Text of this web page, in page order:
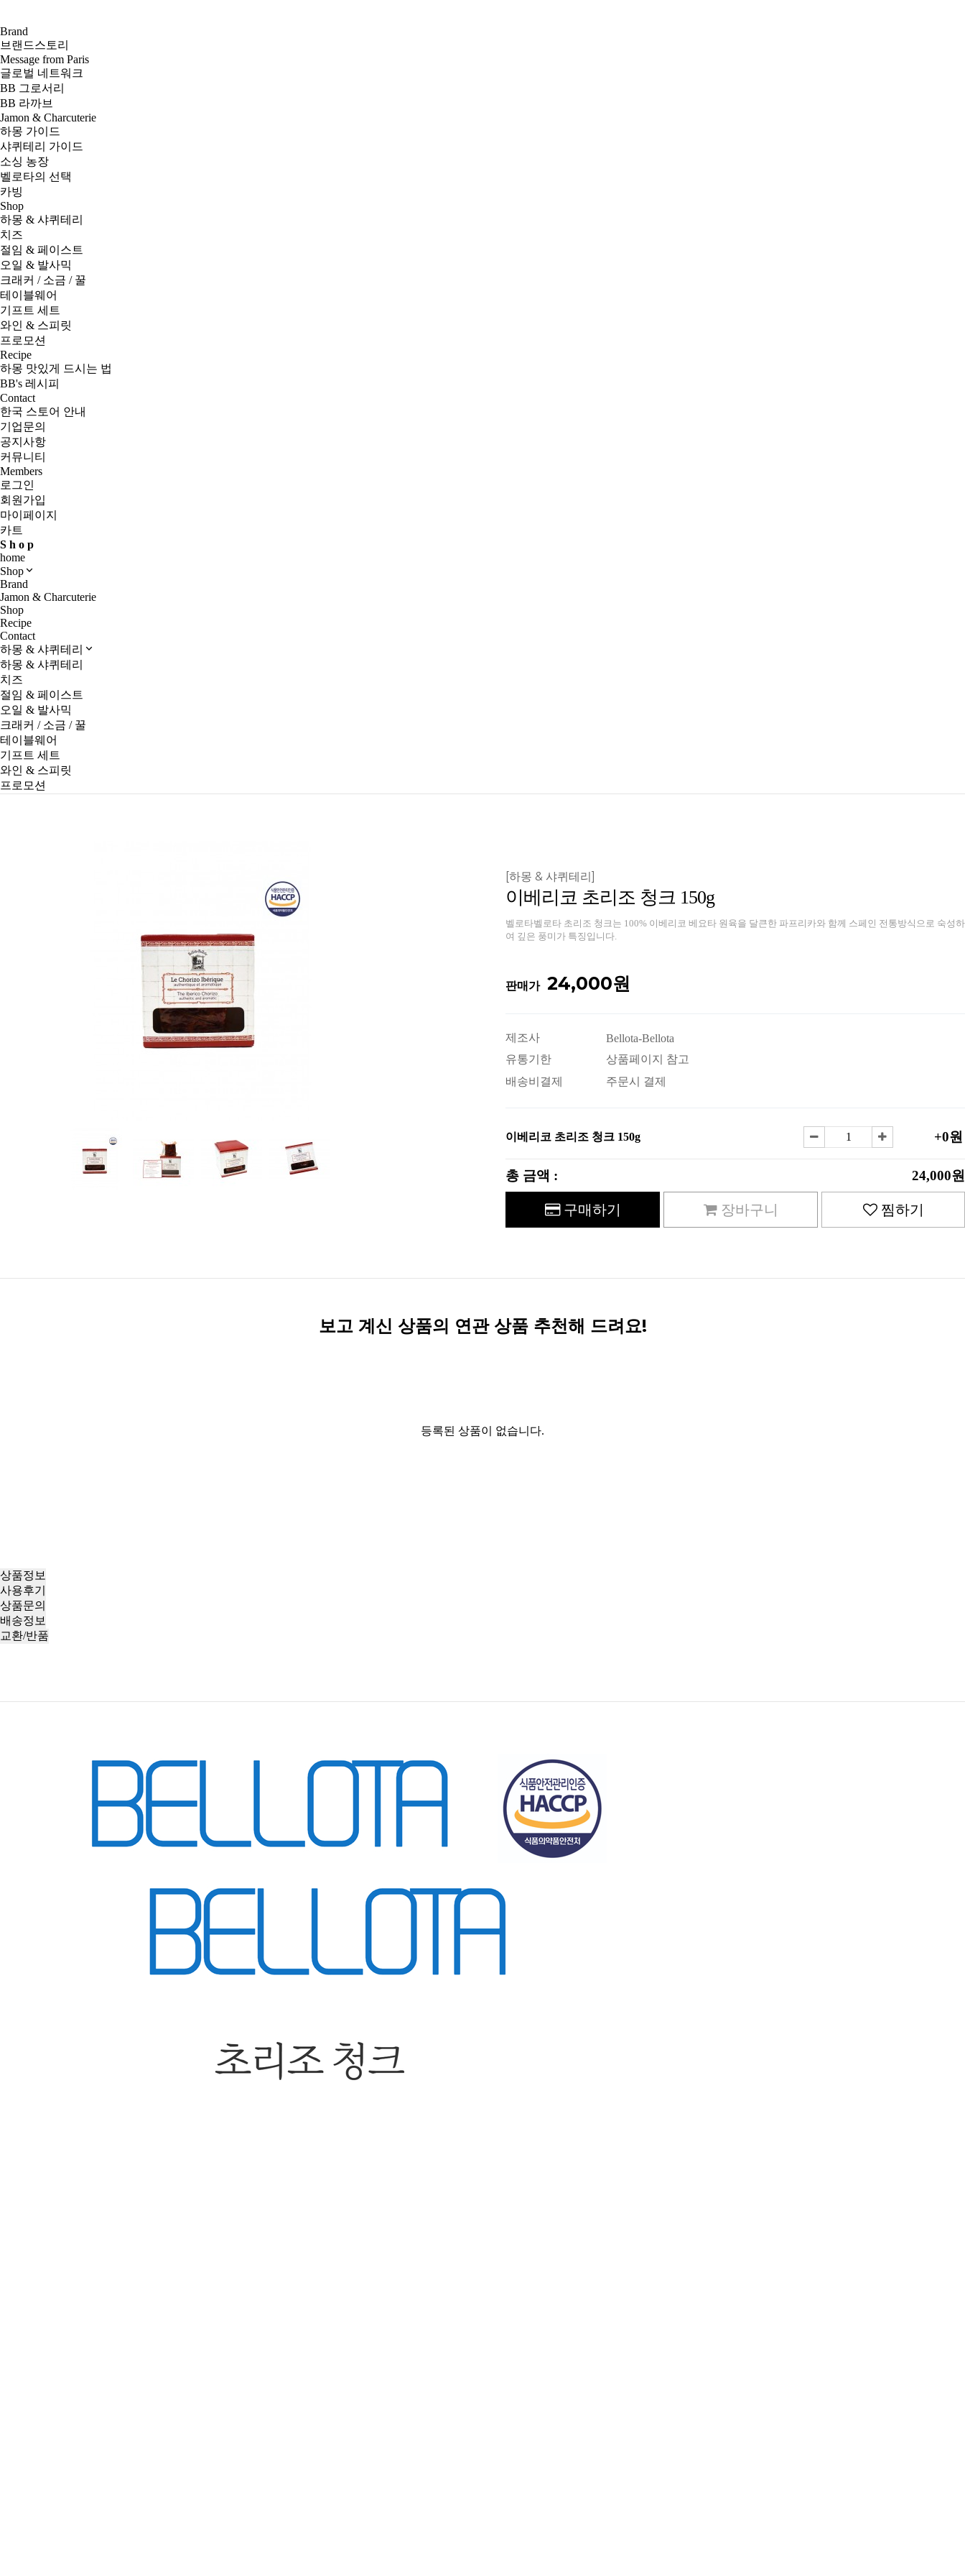
Brand
브랜드스토리
Message from Paris
글로벌 네트워크
BB 그로서리
BB 라까브
Jamon & Charcuterie
하몽 가이드
샤퀴테리 가이드
소싱 농장
벨로타의 선택
카빙
Shop
하몽 & 샤퀴테리
치즈
절임 & 페이스트
오일 & 발사믹
크래커 / 소금 / 꿀
테이블웨어
기프트 세트
와인 & 스피릿
프로모션
Recipe
하몽 맛있게 드시는 법
BB's 레시피
Contact
한국 스토어 안내
기업문의
공지사항
커뮤니티
Members
로그인
회원가입
마이페이지
카트
S h o p
home
Shop
Brand
Jamon & Charcuterie
Shop
Recipe
Contact
하몽 & 샤퀴테리
하몽 & 샤퀴테리
치즈
절임 & 페이스트
오일 & 발사믹
크래커 / 소금 / 꿀
테이블웨어
기프트 세트
와인 & 스피릿
프로모션
[하몽 & 샤퀴테리]
이베리코 초리조 청크 150g
벨로타벨로타 초리조 청크는 100% 이베리코 베요타 원육을 달큰한 파프리카와 함께 스페인 전통방식으로 숙성하
여 깊은 풍미가 특징입니다.
판매가 24,000원
제조사
Bellota-Bellota
유통기한
상품페이지 참고
배송비결제
주문시 결제
이베리코 초리조 청크 150g +0원
총 금액 : 24,000원
구매하기 장바구니 찜하기
보고 계신 상품의 연관 상품 추천해 드려요!
등록된 상품이 없습니다.
상품정보
사용후기
상품문의
배송정보
교환/반품